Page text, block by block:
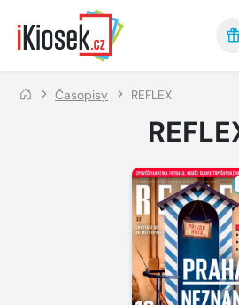
Přejít na hlavní obsah
Časopisy REFLEX